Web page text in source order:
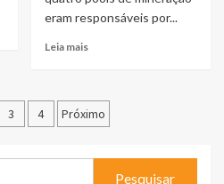
eram responsáveis por...
Leia mais
3 4 Próximo